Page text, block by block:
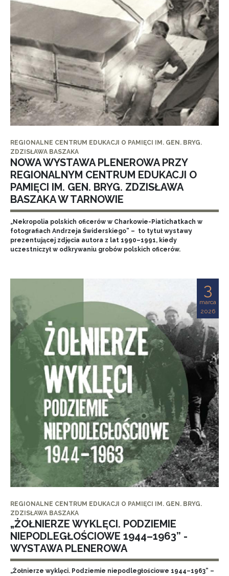
REGIONALNE CENTRUM EDUKACJI O PAMIĘCI IM. GEN. BRYG.
ZDZISŁAWA BASZAKA
NOWA WYSTAWA PLENEROWA PRZY
REGIONALNYM CENTRUM EDUKACJI O
PAMIĘCI IM. GEN. BRYG. ZDZISŁAWA
BASZAKA W TARNOWIE
„Nekropolia polskich oficerów w Charkowie-Piatichatkach w
fotografiach Andrzeja Świderskiego” – to tytuł wystawy
prezentującej zdjęcia autora z lat 1990–1991, kiedy
uczestniczył w odkrywaniu grobów polskich oficerów.
3
marca
2026
REGIONALNE CENTRUM EDUKACJI O PAMIĘCI IM. GEN. BRYG.
ZDZISŁAWA BASZAKA
„ŻOŁNIERZE WYKLĘCI. PODZIEMIE
NIEPODLEGŁOŚCIOWE 1944–1963” -
WYSTAWA PLENEROWA
„Żołnierze wyklęci. Podziemie niepodległościowe 1944–1963” –